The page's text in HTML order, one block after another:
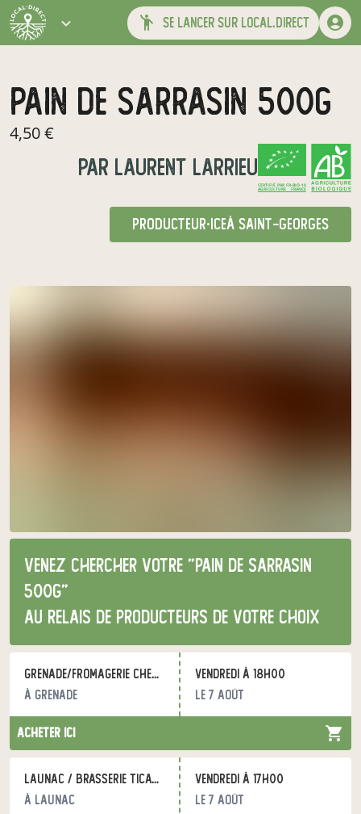
se lancer sur local.direct
Pain de sarrasin 500g
4,50 €
par laurent larrieu
CERTIFIÉ PAR FR-BIO-10
AGRICULTURE FRANCE
producteur·iceà Saint-Georges
Venez chercher votre "Pain de sarrasin
500g"
au relais de producteurs de votre choix
Grenade/Fromagerie Chez Saby - DIRECT PAYSANS
à Grenade
vendredi à 18h00
le 7 août
acheter ici
Launac / Brasserie Ticat / DIRECT PAYSANS
à Launac
vendredi à 17h00
le 7 août